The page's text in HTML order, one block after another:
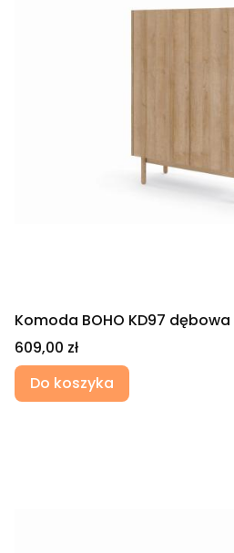
Komoda BOHO KD97 dębowa
Cena
609,00 zł
Do koszyka